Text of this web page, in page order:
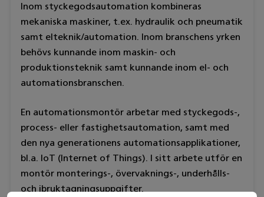
Inom styckegodsautomation kombineras
mekaniska maskiner, t.ex. hydraulik och pneumatik
samt elteknik/automation. Inom branschens yrken
behövs kunnande inom maskin- och
produktionsteknik samt kunnande inom el- och
automationsbranschen.
En automationsmontör arbetar med styckegods-,
process- eller fastighetsautomation, samt med
den nya generationens automationsapplikationer,
bl.a. IoT (Internet of Things). I sitt arbete utför en
montör monterings-, övervaknings-, underhålls-
och ibruktagningsuppgifter.